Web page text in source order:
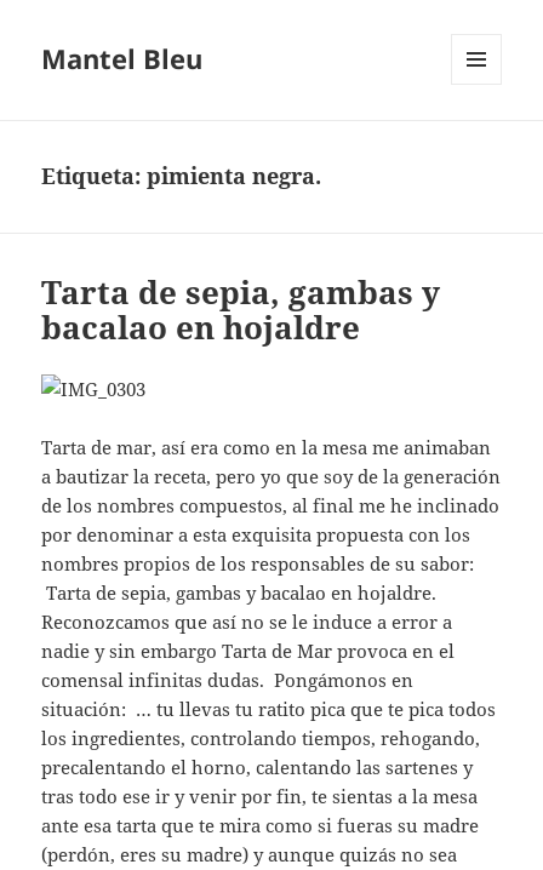
Mantel Bleu
Etiqueta:pimienta negra.
Tarta de sepia, gambas y
bacalao en hojaldre
Tarta de mar, así era como en la mesa me animaban
a bautizar la receta, pero yo que soy de la generación
de los nombres compuestos, al final me he inclinado
por denominar a esta exquisita propuesta con los
nombres propios de los responsables de su sabor:
Tarta de sepia, gambas y bacalao en hojaldre.
Reconozcamos que así no se le induce a error a
nadie y sin embargo Tarta de Mar provoca en el
comensal infinitas dudas. Pongámonos en
situación: … tu llevas tu ratito pica que te pica todos
los ingredientes, controlando tiempos, rehogando,
precalentando el horno, calentando las sartenes y
tras todo ese ir y venir por fin, te sientas a la mesa
ante esa tarta que te mira como si fueras su madre
(perdón, eres su madre) y aunque quizás no sea